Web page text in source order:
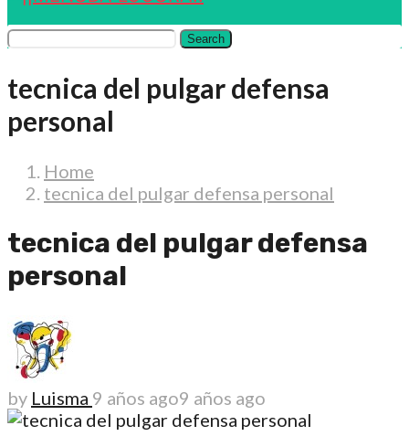
Search
tecnica del pulgar defensa
personal
Home
tecnica del pulgar defensa personal
tecnica del pulgar defensa
personal
by Luisma 9 años ago9 años ago